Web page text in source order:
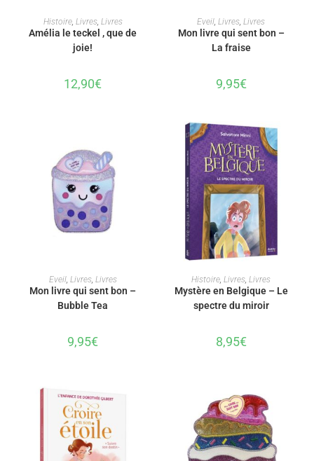
AJOUTER AU PANIER
Histoire, Livres, Livres
Amélia le teckel , que de
joie!
12,90€
AJOUTER AU PANIER
Eveil,Livres,Livres
Mon livre qui sent bon –
La fraise
9,95€
AJOUTER AU PANIER
Eveil, Livres, Livres
Mon livre qui sent bon –
Bubble Tea
9,95€
AJOUTER AU PANIER
Histoire ,Livres ,Livres
Mystère en Belgique – Le
spectre du miroir
8,95€